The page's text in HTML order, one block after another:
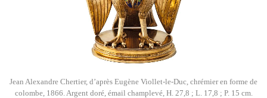
Jean Alexandre Chertier, d’après Eugène Viollet-le-Duc, chrémier en forme de
colombe, 1866. Argent doré, émail champlevé, H. 27,8 ; L. 17,8 ; P. 15 cm.